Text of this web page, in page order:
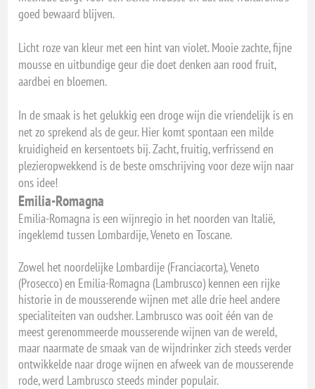
goed bewaard blijven.
Licht roze van kleur met een hint van violet. Mooie zachte, fijne
mousse en uitbundige geur die doet denken aan rood fruit,
aardbei en bloemen.
In de smaak is het gelukkig een droge wijn die vriendelijk is en
net zo sprekend als de geur. Hier komt spontaan een milde
kruidigheid en kersentoets bij. Zacht, fruitig, verfrissend en
plezieropwekkend is de beste omschrijving voor deze wijn naar
ons idee!
Emilia-Romagna
Emilia-Romagna is een wijnregio in het noorden van Italië,
ingeklemd tussen Lombardije, Veneto en Toscane.
Zowel het noordelijke Lombardije (Franciacorta), Veneto
(Prosecco) en Emilia-Romagna (Lambrusco) kennen een rijke
historie in de mousserende wijnen met alle drie heel andere
specialiteiten van oudsher. Lambrusco was ooit één van de
meest gerenommeerde mousserende wijnen van de wereld,
maar naarmate de smaak van de wijndrinker zich steeds verder
ontwikkelde naar droge wijnen en afweek van de mousserende
rode, werd Lambrusco steeds minder populair.